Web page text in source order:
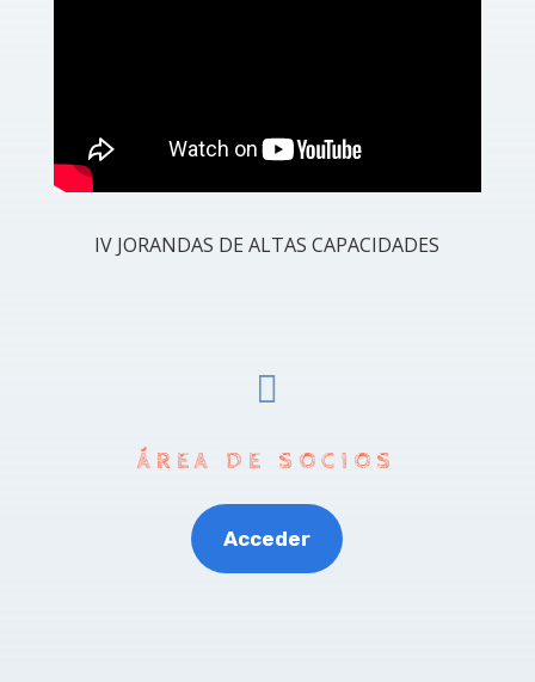
IV JORANDAS DE ALTAS CAPACIDADES

ÁREA DE SOCIOS
Acceder